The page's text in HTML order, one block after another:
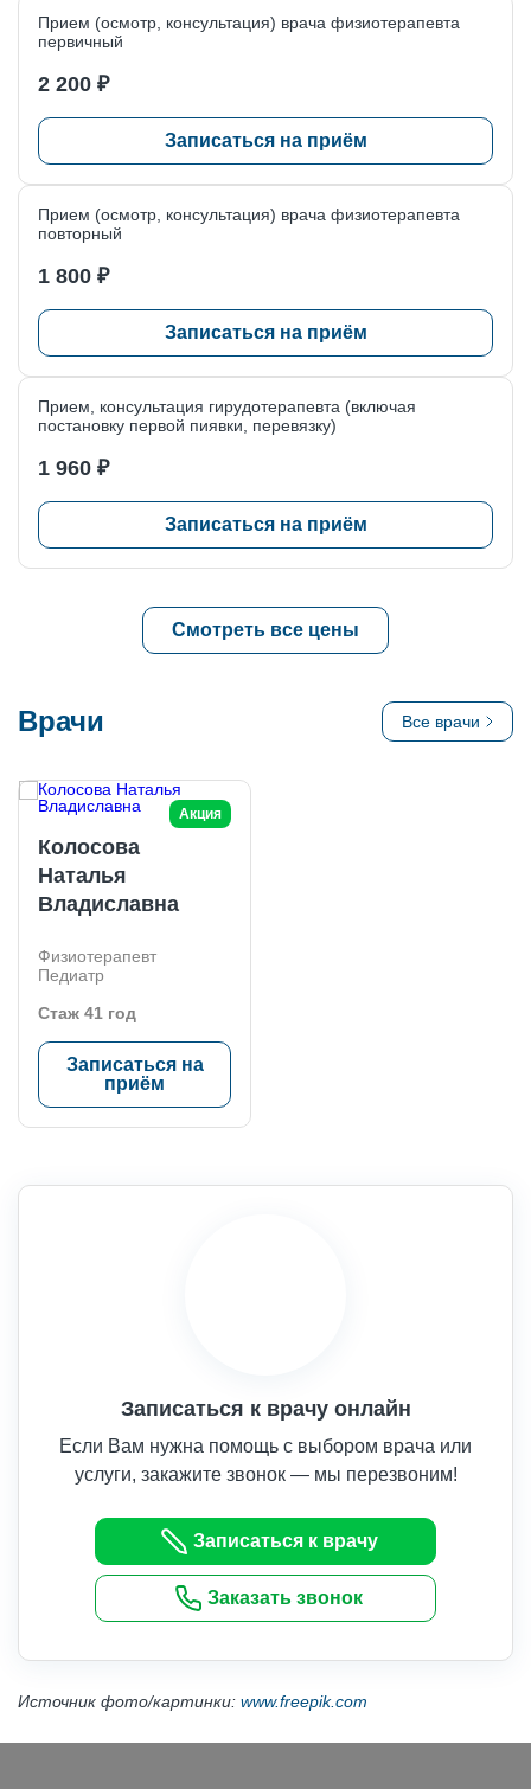
Как записаться к физиотерапевту? — Онлайн или по
Прием (осмотр, консультация) врача физиотерапевта
первичный
2 200 ₽
Записаться на приём
Прием (осмотр, консультация) врача физиотерапевта
повторный
1 800 ₽
Записаться на приём
Прием, консультация гирудотерапевта (включая
постановку первой пиявки, перевязку)
1 960 ₽
Записаться на приём
Смотреть все цены
Врачи Все врачи
Акция
Колосова
Наталья
Владиславна
Физиотерапевт
Педиатр
Стаж 41 год
Записаться на
приём
Записаться к врачу онлайн
Если Вам нужна помощь с выбором врача или
услуги, закажите звонок — мы перезвоним!
Записаться к врачу
Заказать звонок
Источник фото/картинки: www.freepik.com